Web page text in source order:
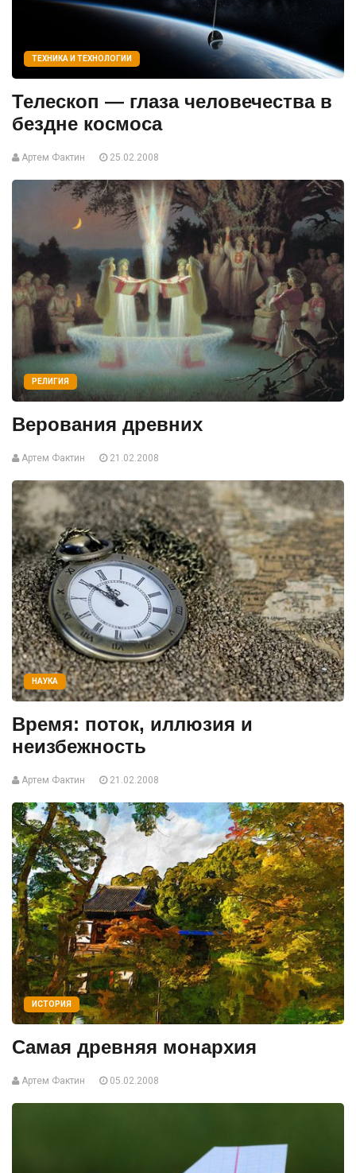
ТЕХНИКА И ТЕХНОЛОГИИ
Телескоп — глаза человечества в
бездне космоса
Артем Фактин 25.02.2008
РЕЛИГИЯ
Верования древних
Артем Фактин 21.02.2008
НАУКА
Время: поток, иллюзия и
неизбежность
Артем Фактин 21.02.2008
ИСТОРИЯ
Самая древняя монархия
Артем Фактин 05.02.2008